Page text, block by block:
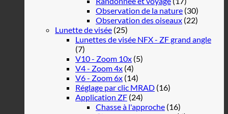
Observation de la nature (30)
Observation des oiseaux (22)
Lunette de visée (25)
Lunettes de visée NFX - ZF grand angle
(7)
V10 - Zoom 10x (5)
V4 - Zoom 4x (4)
V6 - Zoom 6x (14)
Réglage par clic MRAD (16)
Application ZF (24)
Chasse à l'approche (16)